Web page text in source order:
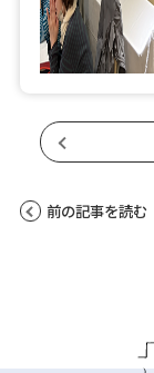
前の記事を読む